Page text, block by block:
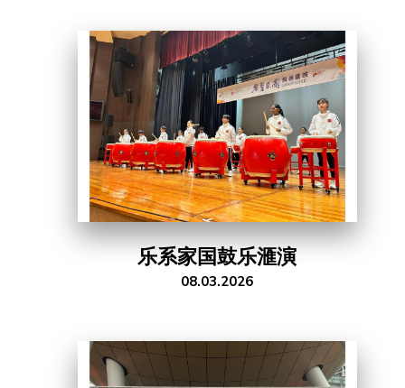
乐系家国鼓乐滙演
08.03.2026